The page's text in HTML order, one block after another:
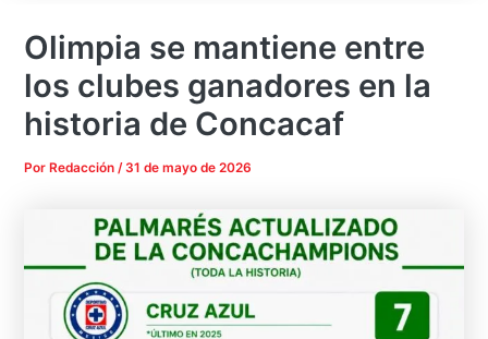
Olimpia se mantiene entre
los clubes ganadores en la
historia de Concacaf
Por Redacción/ 31 de mayo de 2026